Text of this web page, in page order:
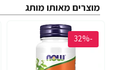
מוצרים מאותו מותג
-32%